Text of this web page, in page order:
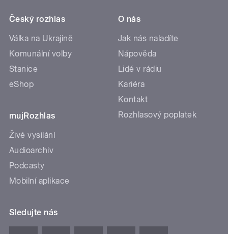
Český rozhlas
Válka na Ukrajině
Komunální volby
Stanice
eShop
mujRozhlas
Živé vysílání
Audioarchiv
Podcasty
Mobilní aplikace
O nás
Jak nás naladíte
Nápověda
Lidé v rádiu
Kariéra
Kontakt
Rozhlasový poplatek
Sledujte nás